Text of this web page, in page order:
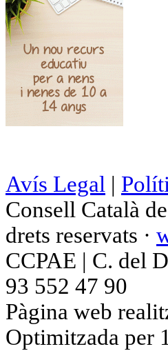
Avís Legal |
Consell Català
drets reservats ·
CCPAE | C. del
93 552 47 90
Pàgina web
Optimitzada per